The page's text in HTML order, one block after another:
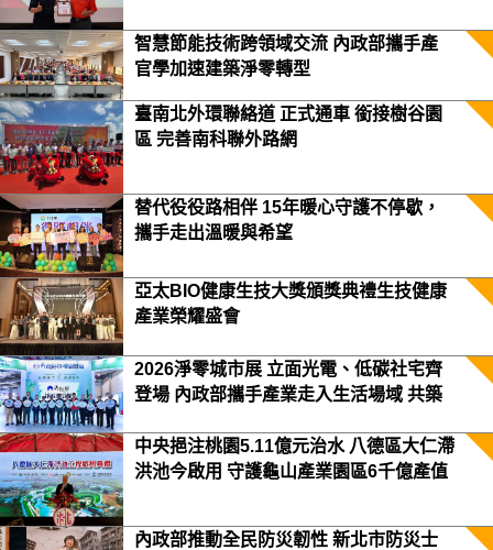
智慧節能技術跨領域交流 內政部攜手產
官學加速建築淨零轉型
臺南北外環聯絡道 正式通車 銜接樹谷園
區 完善南科聯外路網
替代役役路相伴 15年暖心守護不停歇，
攜手走出溫暖與希望
亞太BIO健康生技大獎頒獎典禮生技健康
產業榮耀盛會
2026淨零城市展 立面光電、低碳社宅齊
登場 內政部攜手產業走入生活場域 共築
中央挹注桃園5.11億元治水 八德區大仁滯
洪池今啟用 守護龜山產業園區6千億產值
內政部推動全民防災韌性 新北市防災士